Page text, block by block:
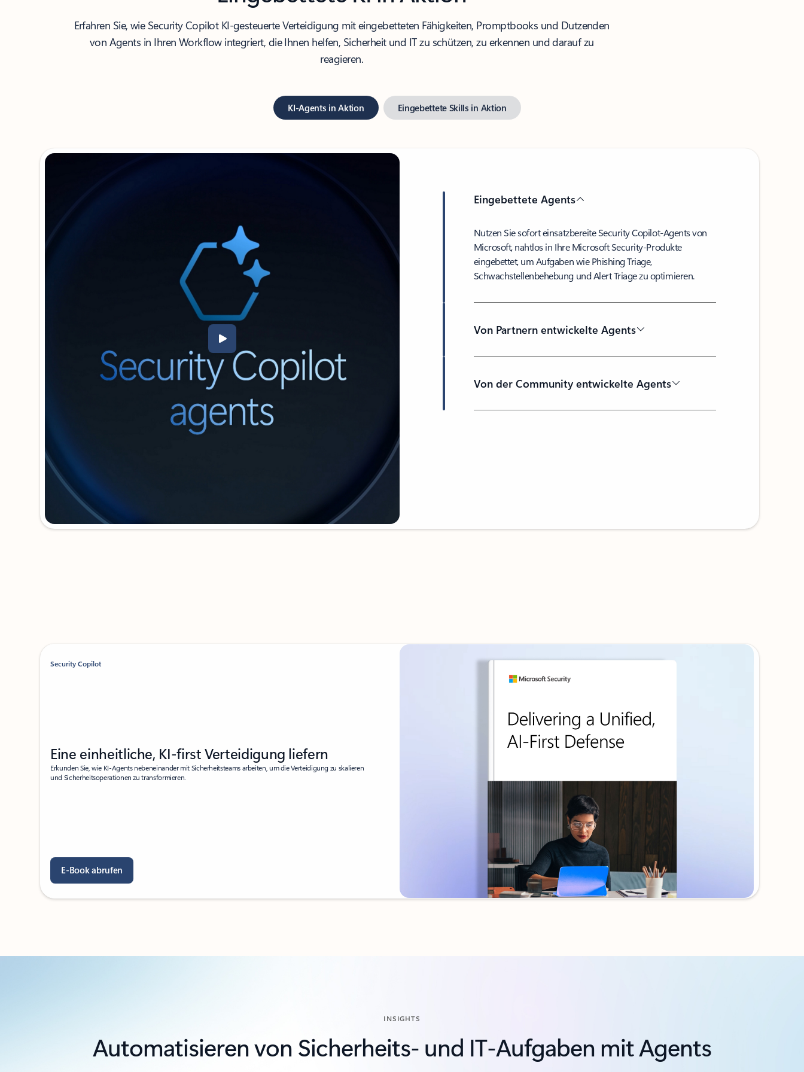
Erfahren Sie, wie Security Copilot KI-gesteuerte Verteidigung mit eingebetteten Fähigkeiten, Promptbooks und Dutzenden
von Agents in Ihren Workflow integriert, die Ihnen helfen, Sicherheit und IT zu schützen, zu erkennen und darauf zu
reagieren.
KI-Agents in Aktion Eingebettete Skills in Aktion
Eingebettete Agents
Nutzen Sie sofort einsatzbereite Security Copilot-Agents von
Microsoft, nahtlos in Ihre Microsoft Security-Produkte
eingebettet, um Aufgaben wie Phishing Triage,
Schwachstellenbehebung und Alert Triage zu optimieren.
Von Partnern entwickelte Agents
Von der Community entwickelte Agents
Security Copilot
Eine einheitliche, KI-first Verteidigung liefern
Erkunden Sie, wie KI-Agents nebeneinander mit Sicherheitsteams arbeiten, um die Verteidigung zu skalieren
und Sicherheitsoperationen zu transformieren.
E-Book abrufen
INSIGHTS
Automatisieren von Sicherheits- und IT-Aufgaben mit Agents